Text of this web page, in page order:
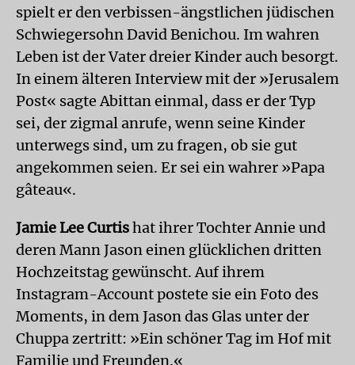
spielt er den verbissen-ängstlichen jüdischen
Schwiegersohn David Benichou. Im wahren
Leben ist der Vater dreier Kinder auch besorgt.
In einem älteren Interview mit der »Jerusalem
Post« sagte Abittan einmal, dass er der Typ
sei, der zigmal anrufe, wenn seine Kinder
unterwegs sind, um zu fragen, ob sie gut
angekommen seien. Er sei ein wahrer »Papa
gâteau«.
Jamie Lee Curtishat ihrer Tochter Annie und
deren Mann Jason einen glücklichen dritten
Hochzeitstag gewünscht. Auf ihrem
Instagram-Account postete sie ein Foto des
Moments, in dem Jason das Glas unter der
Chuppa zertritt: »Ein schöner Tag im Hof mit
Familie und Freunden.«